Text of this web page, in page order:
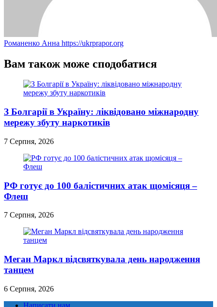
Романенко Анна https://ukrprapor.org
Вам також може сподобатися
З Болгарії в Україну: ліквідовано міжнародну
мережу збуту наркотиків
7 Серпня, 2026
РФ готує до 100 балістичних атак щомісяця –
Флеш
7 Серпня, 2026
Меган Маркл відсвяткувала день народження
танцем
6 Серпня, 2026
Написати нам